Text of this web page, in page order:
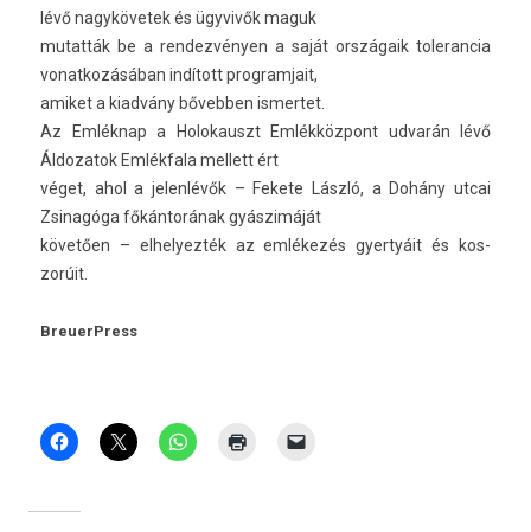
lévő nagykövetek és ügyvivők maguk
mutat­ták be a re­ndez­vény­en a saját országaik toleran­cia
vonat­kozásában indított pro­gram­jait,
amiket a kiadvány bővebb­en is­mertet.
Az Emléknap a Holokauszt Emlékközpont udvarán lévő
Áldozatok Emlékfala mel­lett ért
véget, ahol a jelen­lévők – Fekete László, a Dohány utcai
Zsinagóga főkántorának gyászimáját
követően – el­helyez­ték az emlékezés gyer­tyáit és kos­
zorúit.
BreuerPress